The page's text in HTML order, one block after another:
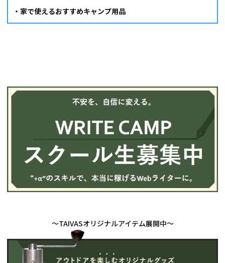
・家で使えるおすすめキャンプ用品